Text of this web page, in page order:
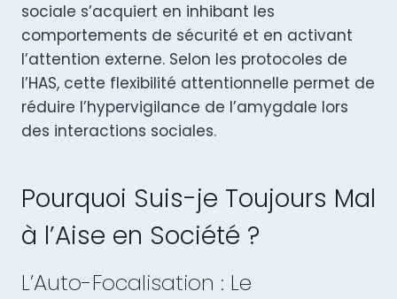
sociale s’acquiert en inhibant les
comportements de sécurité et en activant
l’attention externe. Selon les protocoles de
l’HAS, cette flexibilité attentionnelle permet de
réduire l’hypervigilance de l’amygdale lors
des interactions sociales.
Pourquoi Suis-je Toujours Mal
à l’Aise en Société ?
L’Auto-Focalisation : Le